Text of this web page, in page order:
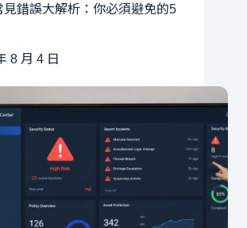
錯誤大解析：你必須避免的5
8 月 4 日